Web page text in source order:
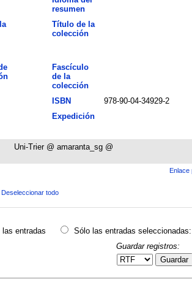
resumen
Título de la
colección
Fascículo
de la
colección
ISBN
978-90-04-34929-2
Expedición
Uni-Trier @ amaranta_sg @
Enlace
Deseleccionar todo
las entradas
Sólo las entradas seleccionadas:
Guardar registros:
Guardar